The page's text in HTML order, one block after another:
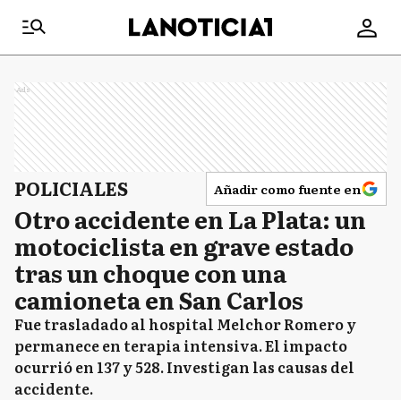
Ads
POLICIALES Añadir como fuente en
Otro accidente en La Plata: un
motociclista en grave estado
tras un choque con una
camioneta en San Carlos
Fue trasladado al hospital Melchor Romero y
permanece en terapia intensiva. El impacto
ocurrió en 137 y 528. Investigan las causas del
accidente.